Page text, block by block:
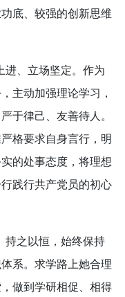
底、较强的创新思维
进、立场坚定。作为
主动加强理论学习，
于律己、友善待人。
格要求自身言行，明
的处事态度，将理想
践行共产党员的初心
持之以恒，始终保持
系。求学路上她合理
做到学研相促、相得